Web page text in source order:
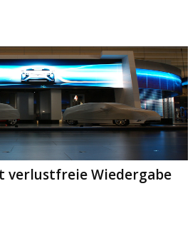
verlustfreie Wiedergabe